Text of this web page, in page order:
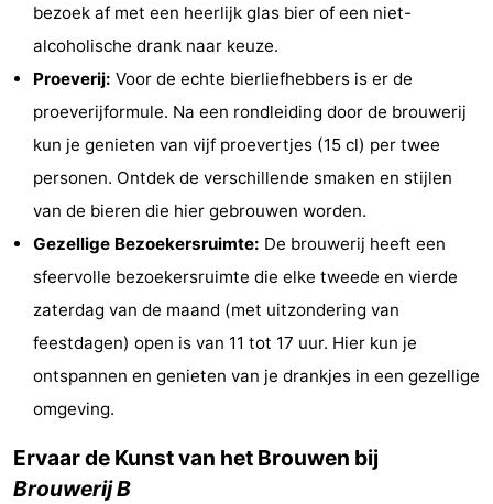
Parcs
De
Haan
minutes
Strand
Zien
doen
Bezienswaardigheden
Musea
Monumenten
Uitkijkpunten
Attracties
Boerderijen
-
bezoek af met een heerlijk glas bier of een niet-
alcoholische drank naar keuze.
Proeverij: Voor de echte bierliefhebbers is er de
proeverijformule. Na een rondleiding door de brouwerij
kun je genieten van vijf proevertjes (15 cl) per twee
personen. Ontdek de verschillende smaken en stijlen
van de bieren die hier gebrouwen worden.
Gezellige Bezoekersruimte: De brouwerij heeft een
sfeervolle bezoekersruimte die elke tweede en vierde
zaterdag van de maand (met uitzondering van
feestdagen) open is van 11 tot 17 uur. Hier kun je
ontspannen en genieten van je drankjes in een gezellige
omgeving.
Ervaar de Kunst van het Brouwen bij
Brouwerij B